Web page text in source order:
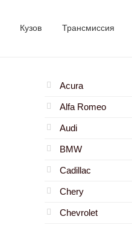
Кузов Трансмиссия
Acura
Alfa Romeo
Audi
BMW
Cadillac
Chery
Chevrolet